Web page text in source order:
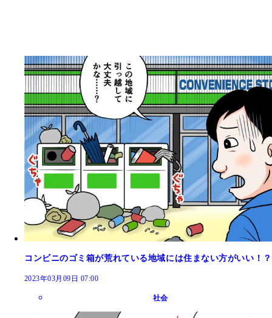
コンビニのゴミ箱が荒れている地域には住まない方がいい！？
2023年03月09日 07:00
社会